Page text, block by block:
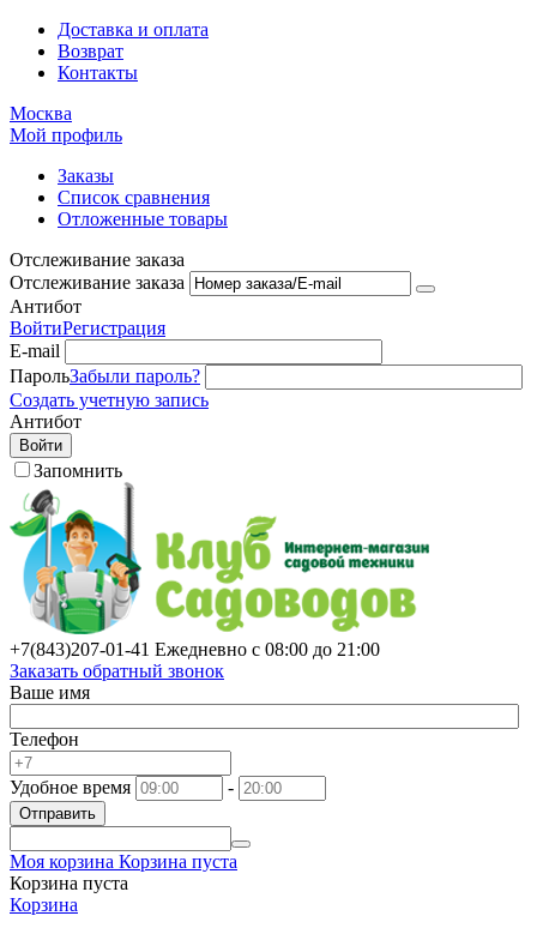
Доставка и оплата
Возврат
Контакты
Москва
Мой профиль
Заказы
Список сравнения
Отложенные товары
Отслеживание заказа
Отслеживание заказа
Антибот
ВойтиРегистрация
E-mail
ПарольЗабыли пароль?
Создать учетную запись
Антибот
Войти
Запомнить
+7(843)207-01-41 Ежедневно с 08:00 до 21:00
Заказать обратный звонок
Ваше имя
Телефон
Удобное время -
Отправить
Моя корзина Корзина пуста
Корзина пуста
Корзина